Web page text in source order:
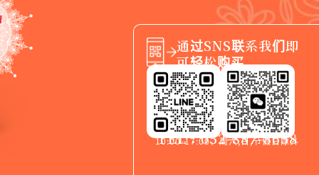
通过SNS联系我们即
可轻松购买
TEL：052-887-8658
10:00-17:00，周六,日,节假日除外